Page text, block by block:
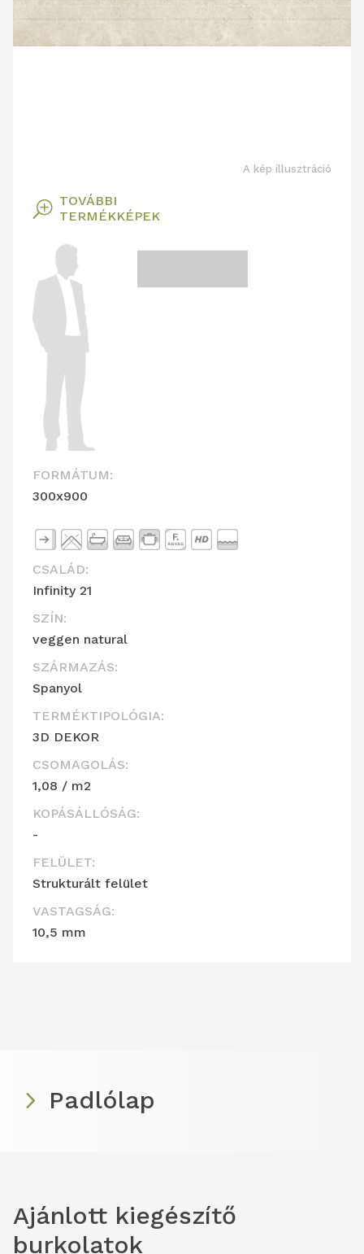
A kép illusztráció
T TOVÁBBI
TERMÉKKÉPEK
FORMÁTUM:
300x900
CSALÁD:
Infinity 21
SZÍN:
veggen natural
SZÁRMAZÁS:
Spanyol
TERMÉKTIPOLÓGIA:
3D DEKOR
CSOMAGOLÁS:
1,08 / m2
KOPÁSÁLLÓSÁG:
-
FELÜLET:
Strukturált felület
VASTAGSÁG:
10,5 mm
Padlólap
Ajánlott kiegészítő
burkolatok